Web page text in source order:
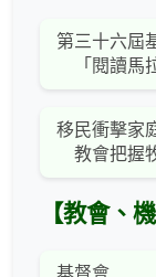
第三十六屆
「閱讀馬
移民衝擊家
教會把握
【教會、